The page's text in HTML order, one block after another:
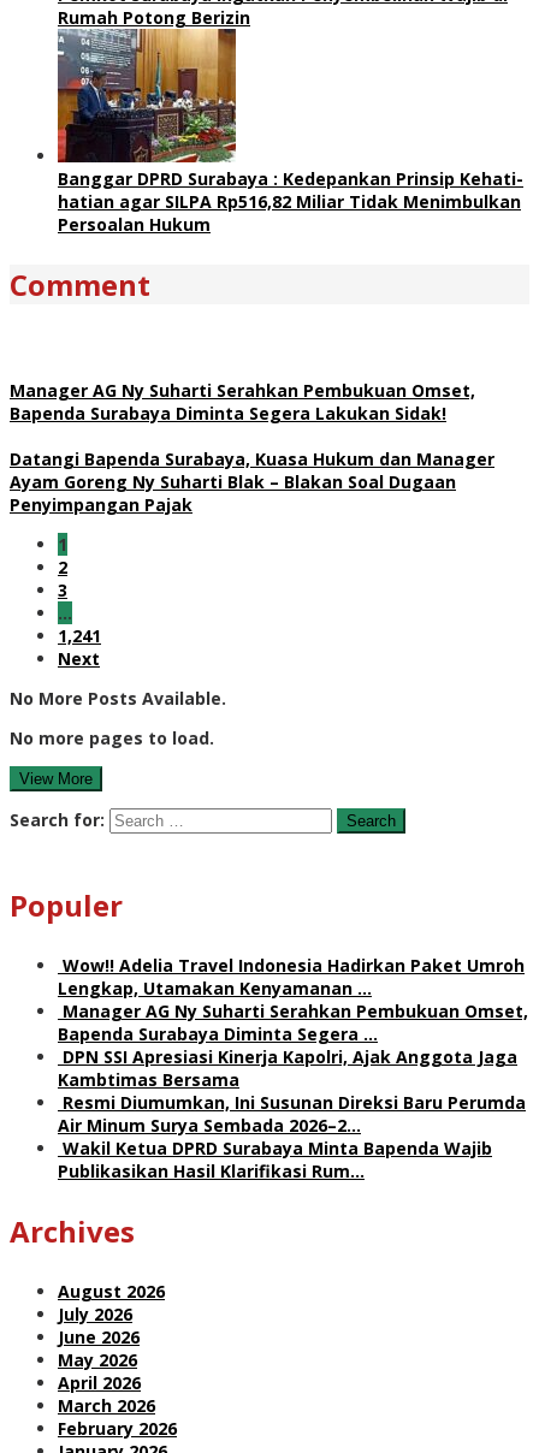
Rumah Potong Berizin
Banggar DPRD Surabaya : Kedepankan Prinsip Kehati-
hatian agar SILPA Rp516,82 Miliar Tidak Menimbulkan
Persoalan Hukum
Comment
Manager AG Ny Suharti Serahkan Pembukuan Omset,
Bapenda Surabaya Diminta Segera Lakukan Sidak!
Datangi Bapenda Surabaya, Kuasa Hukum dan Manager
Ayam Goreng Ny Suharti Blak – Blakan Soal Dugaan
Penyimpangan Pajak
1
2
3
…
1,241
Next
No More Posts Available.
No more pages to load.
View More
Search for:
Populer
Wow!! Adelia Travel Indonesia Hadirkan Paket Umroh
Lengkap, Utamakan Kenyamanan …
Manager AG Ny Suharti Serahkan Pembukuan Omset,
Bapenda Surabaya Diminta Segera …
DPN SSI Apresiasi Kinerja Kapolri, Ajak Anggota Jaga
Kambtimas Bersama
Resmi Diumumkan, Ini Susunan Direksi Baru Perumda
Air Minum Surya Sembada 2026–2…
Wakil Ketua DPRD Surabaya Minta Bapenda Wajib
Publikasikan Hasil Klarifikasi Rum…
Archives
August 2026
July 2026
June 2026
May 2026
April 2026
March 2026
February 2026